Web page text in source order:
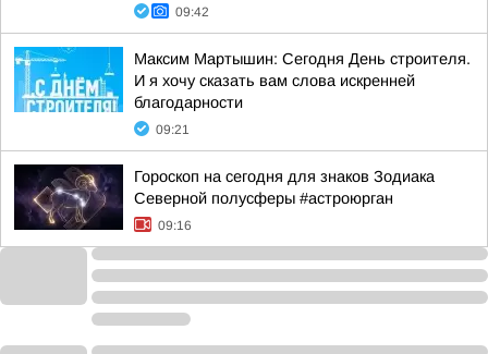
09:42
Максим Мартышин: Сегодня День строителя.
И я хочу сказать вам слова искренней
благодарности
09:21
Гороскоп на сегодня для знаков Зодиака
Северной полусферы #астроюрган
09:16